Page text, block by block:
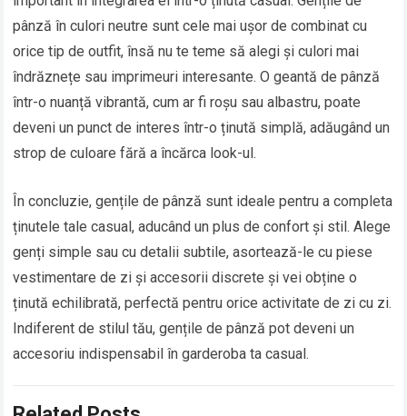
pânză în culori neutre sunt cele mai ușor de combinat cu
orice tip de outfit, însă nu te teme să alegi și culori mai
îndrăznețe sau imprimeuri interesante. O geantă de pânză
într-o nuanță vibrantă, cum ar fi roșu sau albastru, poate
deveni un punct de interes într-o ținută simplă, adăugând un
strop de culoare fără a încărca look-ul.
În concluzie, gențile de pânză sunt ideale pentru a completa
ținutele tale casual, aducând un plus de confort și stil. Alege
genți simple sau cu detalii subtile, asortează-le cu piese
vestimentare de zi și accesorii discrete și vei obține o
ținută echilibrată, perfectă pentru orice activitate de zi cu zi.
Indiferent de stilul tău, gențile de pânză pot deveni un
accesoriu indispensabil în garderoba ta casual.